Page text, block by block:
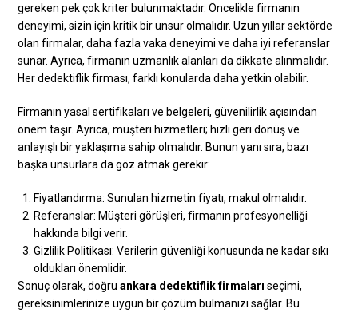
gereken pek çok kriter bulunmaktadır. Öncelikle firmanın
deneyimi, sizin için kritik bir unsur olmalıdır. Uzun yıllar sektörde
olan firmalar, daha fazla vaka deneyimi ve daha iyi referanslar
sunar. Ayrıca, firmanın uzmanlık alanları da dikkate alınmalıdır.
Her dedektiflik firması, farklı konularda daha yetkin olabilir.
Firmanın yasal sertifikaları ve belgeleri, güvenilirlik açısından
önem taşır. Ayrıca, müşteri hizmetleri; hızlı geri dönüş ve
anlayışlı bir yaklaşıma sahip olmalıdır. Bunun yanı sıra, bazı
başka unsurlara da göz atmak gerekir:
Fiyatlandırma: Sunulan hizmetin fiyatı, makul olmalıdır.
Referanslar: Müşteri görüşleri, firmanın profesyonelliği
hakkında bilgi verir.
Gizlilik Politikası: Verilerin güvenliği konusunda ne kadar sıkı
oldukları önemlidir.
Sonuç olarak, doğruankara dedektiflik firmaları seçimi,
gereksinimlerinize uygun bir çözüm bulmanızı sağlar. Bu